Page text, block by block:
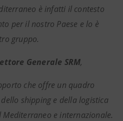
è infatti il contesto
per il nostro Paese e lo è
gruppo.
Generale SRM,
che offre un quadro
shipping e della logistica
e internazionale.